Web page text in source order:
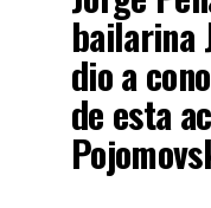
bailarina
dio a
de esta